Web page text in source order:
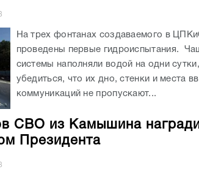
На трех фонтанах создаваемого в
проведены первые гидроиспытания.
системы наполняли водой на одни
убедиться, что их дно, стенки и места
коммуникаций не пропускают...
СВО из Камышина
Президента